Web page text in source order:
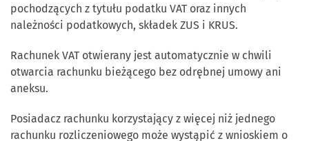
pochodzących z tytułu podatku VAT oraz innych
należności podatkowych, składek ZUS i KRUS.
Rachunek VAT otwierany jest automatycznie w chwili
otwarcia rachunku bieżącego bez odrębnej umowy ani
aneksu.
Posiadacz rachunku korzystający z więcej niż jednego
rachunku rozliczeniowego może wystąpić z wnioskiem o